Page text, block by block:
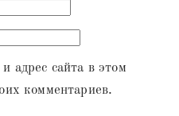
адрес сайта в этом
комментариев.